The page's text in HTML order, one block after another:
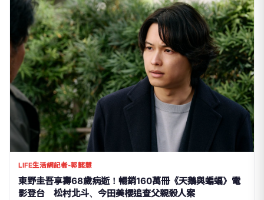
LIFE生活網記者-郭懿慧
東野圭吾享壽68歲病逝！暢銷160萬冊《天鵝與蝙蝠》電
影登台 松村北斗、今田美櫻追查父親殺人案